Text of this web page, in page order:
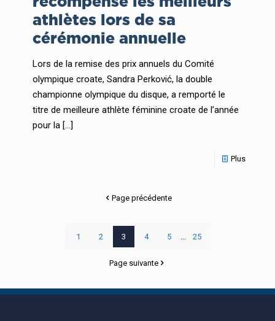
athlètes lors de sa
cérémonie annuelle
Lors de la remise des prix annuels du Comité
olympique croate, Sandra Perković, la double
championne olympique du disque, a remporté le
titre de meilleure athlète féminine croate de l’année
pour la […]
Plus
Page précédente
1 2 3 4 5 ... 25
Page suivante